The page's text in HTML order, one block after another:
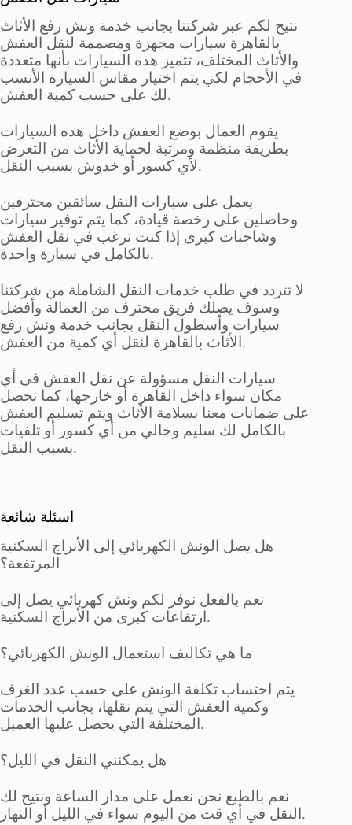
نتيح لكم عبر شركتنا بجانب خدمة ونش رفع الأثاث
بالقاهرة سيارات مجهزة ومصممة لنقل العفش
والأثاث المختلف، تتميز هذه السيارات بأنها متعددة
في الأحجام لكي يتم اختيار مقاس السيارة الأنسب
لك على حسب كمية العفش.
يقوم العمال بوضع العفش داخل هذه السيارات
بطريقة منظمة ومرتبة لحماية الأثاث من التعرض
لأي كسور أو خدوش بسبب النقل.
يعمل على سيارات النقل سائقين محترفين
وحاصلين على رخصة قيادة، كما يتم توفير سيارات
وشاحنات كبرى إذا كنت ترغب في نقل العفش
بالكامل في سيارة واحدة.
لا تتردد في طلب خدمات النقل الشاملة من شركتنا
وسوف يصلك فريق محترف من العمالة وأفضل
سيارات وأسطول النقل بجانب خدمة ونش رفع
الأثاث بالقاهرة لنقل أي كمية من العفش.
سيارات النقل مسؤولة عن نقل العفش في أي
مكان سواء داخل القاهرة أو خارجها، كما تحصل
على ضمانات معنا بسلامة الأثاث ويتم تسليم العفش
بالكامل لك سليم وخالي من أي كسور أو تلفيات
بسبب النقل.
اسئلة شائعة
هل يصل الونش الكهربائي إلى الأبراج السكنية
المرتفعة؟
نعم بالفعل نوفر لكم ونش كهربائي يصل إلى
ارتفاعات كبرى من الأبراج السكنية.
ما هي تكاليف استعمال الونش الكهربائي؟
يتم احتساب تكلفة الونش على حسب عدد الغرف
وكمية العفش التي يتم نقلها، بجانب الخدمات
المختلفة التي يحصل عليها العميل.
هل يمكنني النقل في الليل؟
نعم بالطبع نحن نعمل على مدار الساعة ونتيح لك
النقل في أي قت من اليوم سواء في الليل أو النهار.